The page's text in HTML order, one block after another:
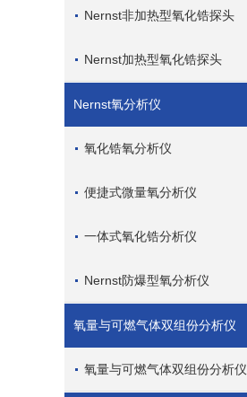
Nernst非加热型氧化锆探头
Nernst加热型氧化锆探头
Nernst氧分析仪
氧化锆氧分析仪
便捷式微量氧分析仪
一体式氧化锆分析仪
Nernst防爆型氧分析仪
氧量与可燃气体双组份分析仪
氧量与可燃气体双组份分析仪